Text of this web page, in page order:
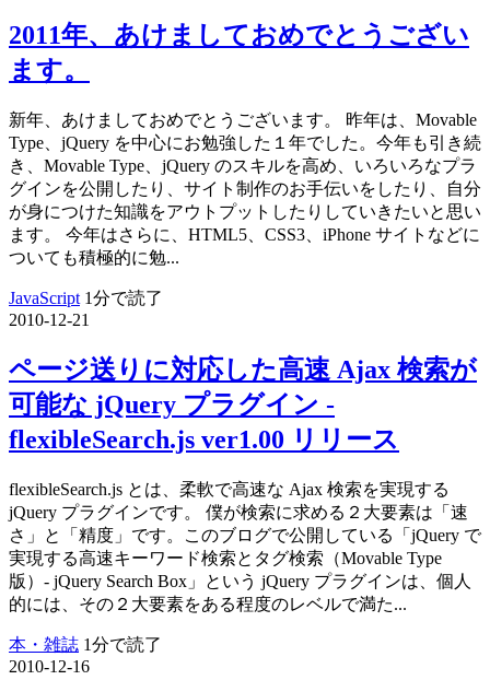
2011年、あけましておめでとうござい
ます。
新年、あけましておめでとうございます。 昨年は、Movable
Type、jQuery を中心にお勉強した１年でした。今年も引き続
き、Movable Type、jQuery のスキルを高め、いろいろなプラ
グインを公開したり、サイト制作のお手伝いをしたり、自分
が身につけた知識をアウトプットしたりしていきたいと思い
ます。 今年はさらに、HTML5、CSS3、iPhone サイトなどに
ついても積極的に勉...
JavaScript 1分で読了
2010-12-21
ページ送りに対応した高速 Ajax 検索が
可能な jQuery プラグイン -
flexibleSearch.js ver1.00 リリース
flexibleSearch.js とは、柔軟で高速な Ajax 検索を実現する
jQuery プラグインです。 僕が検索に求める２大要素は「速
さ」と「精度」です。このブログで公開している「jQuery で
実現する高速キーワード検索とタグ検索（Movable Type
版）- jQuery Search Box」という jQuery プラグインは、個人
的には、その２大要素をある程度のレベルで満た...
本・雑誌 1分で読了
2010-12-16